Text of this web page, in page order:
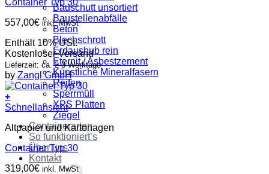
Bauschutt unsortiert
Baustellenabfälle
Beton
Blechschrott
Erdaushub rein
Eternit / Asbestzement
Künstliche Mineralfasern
Reifen
Sperrmüll
XPS Platten
Ziegel
Containerarten
So funktioniert’s
Über uns
Kontakt
Container Typ 30
557,00€ inkl. MwSt
Enthält 10% USt.
Kostenloser Versand
Lieferzeit: ca. 2-3 Werktage
by Zangl GmbH
+
Schnellansicht
Altpapier und Kartonagen
Container Typ 30
319,00€ inkl. MwSt